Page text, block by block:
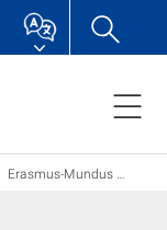
Erasmus-Mundus Studierende